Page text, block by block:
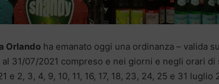
Orlando ha emanato oggi una ordinanza – valida
31/07/2021 compreso e nei giorni e negli orari di
e 2, 3, 4, 9, 10, 11, 16, 17, 18, 23, 24, 25 e 31